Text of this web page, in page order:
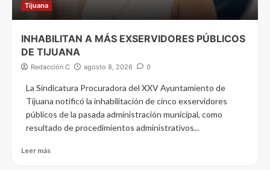
Tijuana
INHABILITAN A MÁS EXSERVIDORES PÚBLICOS
DE TIJUANA
Redacción C agosto 8, 2026 0
La Sindicatura Procuradora del XXV Ayuntamiento de
Tijuana notificó la inhabilitación de cinco exservidores
públicos de la pasada administración municipal, como
resultado de procedimientos administrativos...
Leer más